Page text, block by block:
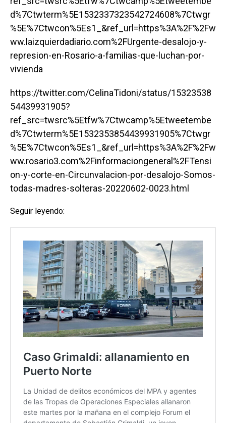
d%7Ctwterm%5E1532337323542724608%7Ctwgr
%5E%7Ctwcon%5Es1_&ref_url=https%3A%2F%2Fw
ww.laizquierdadiario.com%2FUrgente-desalojo-y-
represion-en-Rosario-a-familias-que-luchan-por-
vivienda
https://twitter.com/CelinaTidoni/status/15323538
54439931905?
ref_src=twsrc%5Etfw%7Ctwcamp%5Etweetembe
d%7Ctwterm%5E1532353854439931905%7Ctwgr
%5E%7Ctwcon%5Es1_&ref_url=https%3A%2F%2Fw
ww.rosario3.com%2Finformaciongeneral%2FTensi
on-y-corte-en-Circunvalacion-por-desalojo-Somos-
todas-madres-solteras-20220602-0023.html
Seguir leyendo: